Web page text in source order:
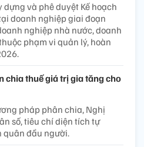
và phê duyệt Kế hoạch
doanh nghiệp giai đoạn
nghiệp nhà nước, doanh
phạm vi quản lý, hoàn
chia thuế giá trị gia tăng cho
pháp phân chia, Nghị
số, tiêu chí diện tích tự
quân đầu người.